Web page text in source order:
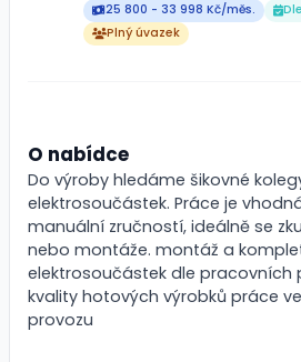
25 800 - 33 998 Kč/měs.
Plný úvazek
O nabídce
Do výroby hledáme šikovné
elektrosoučástek. Práce je
manuální zručností, ideálně se
nebo montáže. montáž a
elektrosoučástek dle pracovních
kvality hotových výrobků práce
provozu